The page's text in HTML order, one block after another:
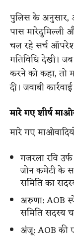
पुलिस के अनुसार,
पास मारेदुमिल्ली
चल रहे सर्च
गतिविधि देखी।
करने को कहा, तो
दी। जवाबी
मारे गए शीर्ष
मारे गए
गजरला रवि
जोन कमेटी के
समिति का
अरुणा: AOB
समिति सदस्य
अंजू: AOB की